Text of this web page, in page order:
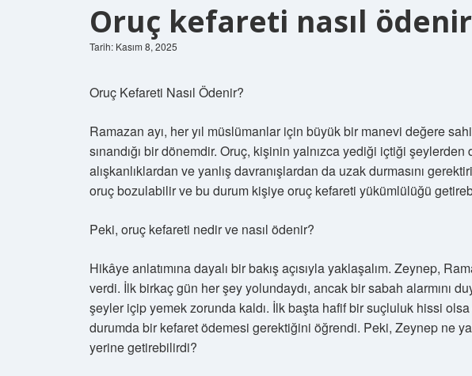
Oruç kefareti nasıl
Tarih: Kasım 8, 2025
Oruç Kefareti Nasıl Ödenir?
Ramazan ayı, her yıl müslümanlar için büyük bir manevi değere
sınandığı bir dönemdir. Oruç, kişinin yalnızca yediği içtiği şeylerden
alışkanlıklardan ve yanlış davranışlardan da uzak durmasını
oruç bozulabilir ve bu durum kişiye oruç kefareti yükümlülüğü
Peki, oruç kefareti nedir ve nasıl ödenir?
Hikâye anlatımına dayalı bir bakış açısıyla yaklaşalım. Zeynep,
verdi. İlk birkaç gün her şey yolundaydı, ancak bir sabah alarmını
şeyler içip yemek zorunda kaldı. İlk başta hafif bir suçluluk hissi
durumda bir kefaret ödemesi gerektiğini öğrendi. Peki, Zeynep ne
yerine getirebilirdi?